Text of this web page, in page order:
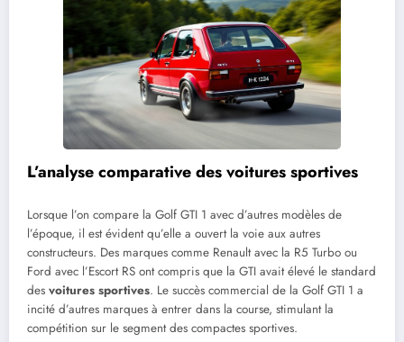
L’analyse comparative des voitures sportives
Lorsque l’on compare la Golf GTI 1 avec d’autres modèles de
l’époque, il est évident qu’elle a ouvert la voie aux autres
constructeurs. Des marques comme Renault avec la R5 Turbo ou
Ford avec l’Escort RS ont compris que la GTI avait élevé le standard
des voitures sportives. Le succès commercial de la Golf GTI 1 a
incité d’autres marques à entrer dans la course, stimulant la
compétition sur le segment des compactes sportives.